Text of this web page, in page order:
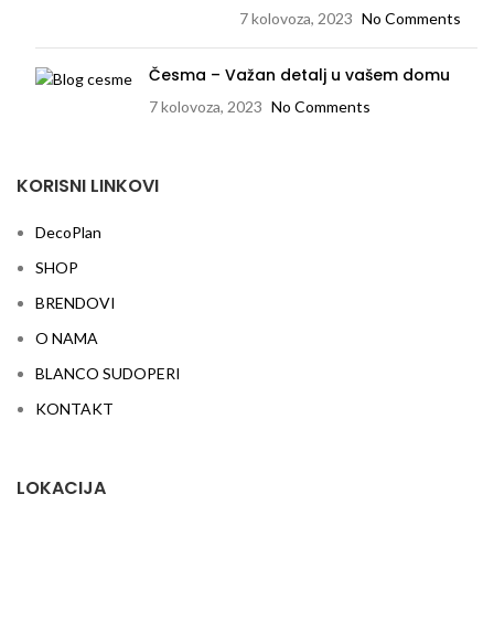
7 kolovoza, 2023 No Comments
Česma – Važan detalj u vašem domu
7 kolovoza, 2023 No Comments
KORISNI LINKOVI
DecoPlan
SHOP
BRENDOVI
O NAMA
BLANCO SUDOPERI
KONTAKT
LOKACIJA